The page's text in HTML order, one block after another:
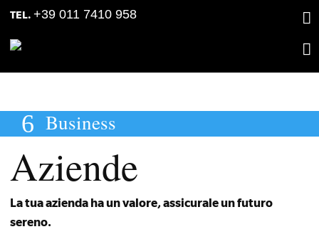
Skip
Skip
TEL. +39 011 7410 958
Business
Aziende
La tua azienda ha un valore, assicurale un futuro
sereno.